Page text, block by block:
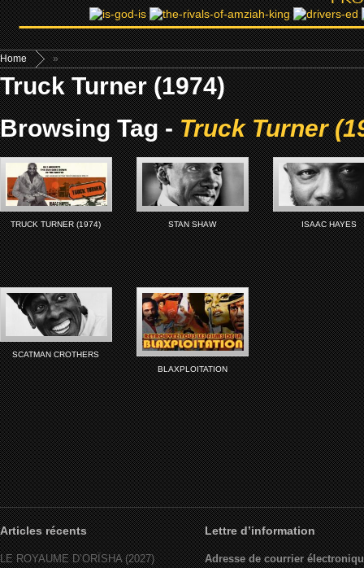
Home »
Truck Turner (1974)
Browsing Tag -Truck Turner
TRUCK TURNER (1974) STAN SHAW ISAAC HAYES
SCATMAN CROTHERS
BLAXPLOITATION
Articles récents
LE ROYAUME D’ORÏSHA (2027)
Lettre d’information
Adresse de courrier